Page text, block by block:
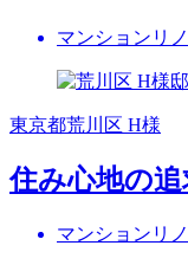
マンションリ
東京都荒川区 H様
住み心地の
マンションリ